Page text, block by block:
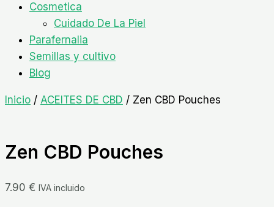
Cosmetica
Cuidado De La Piel
Parafernalia
Semillas y cultivo
Blog
Inicio / ACEITES DE CBD / Zen CBD Pouches
Zen CBD Pouches
7.90 € IVA incluido